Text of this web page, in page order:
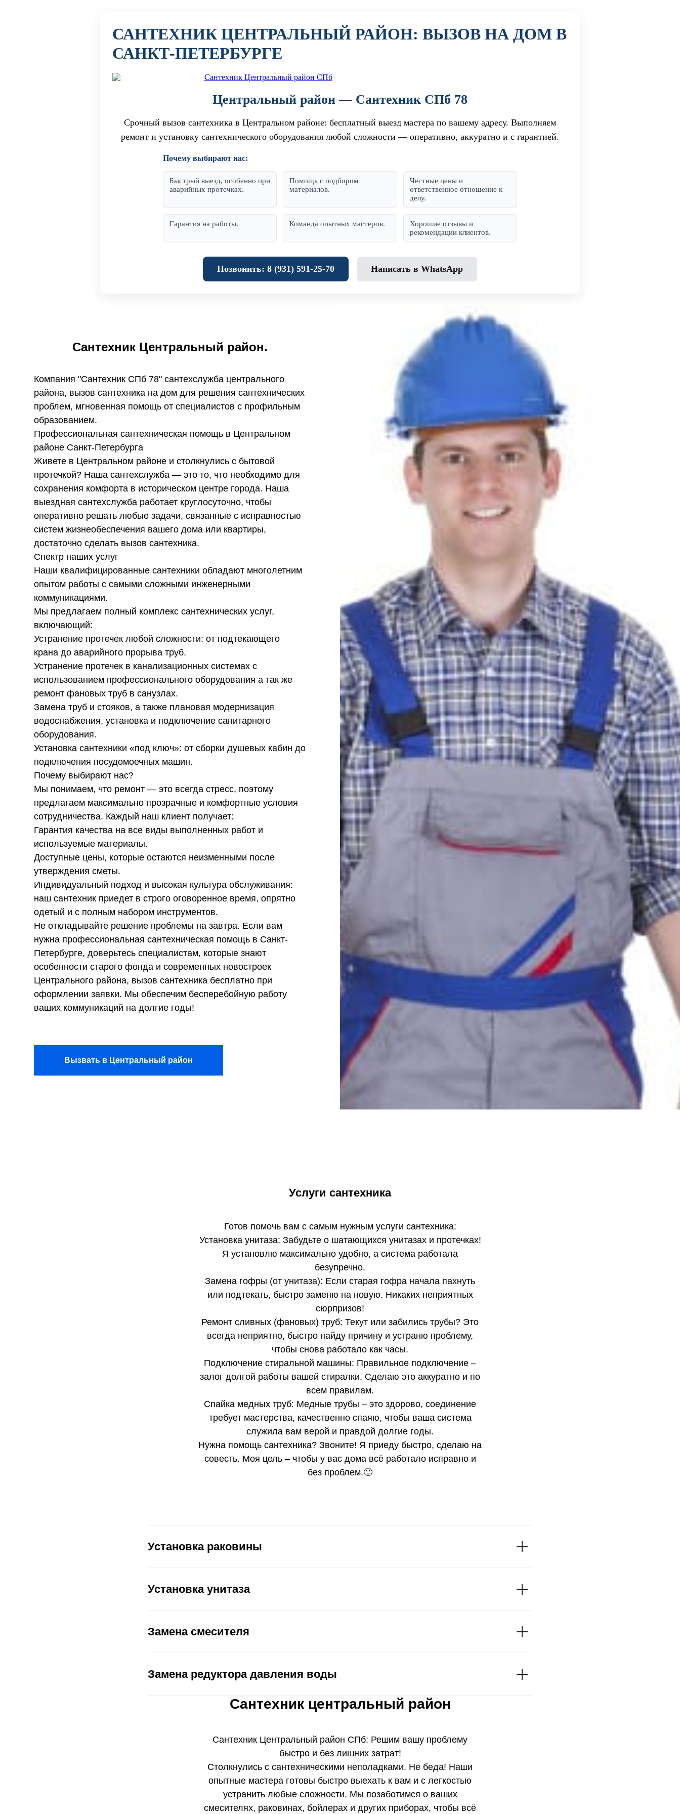
САНТЕХНИК ЦЕНТРАЛЬНЫЙ РАЙОН: ВЫЗОВ НА ДОМ В
САНКТ‑ПЕТЕРБУРГЕ
Центральный район — Сантехник СПб 78
Срочный вызов сантехника в Центральном районе: бесплатный выезд мастера по вашему адресу. Выполняем
ремонт и установку сантехнического оборудования любой сложности — оперативно, аккуратно и с гарантией.
Почему выбирают нас:
Быстрый выезд, особенно при
аварийных протечках.
Помощь с подбором
материалов.
Честные цены и
ответственное отношение к
делу.
Гарантия на работы. Команда опытных мастеров.
Хорошие отзывы и
рекомендации клиентов.
Позвонить: 8 (931) 591‑25‑70 Написать в WhatsApp
Сантехник Центральный район.
Компания "Сантехник СПб 78" сантехслужба центрального
района, вызов сантехника на дом для решения сантехнических
проблем, мгновенная помощь от специалистов с профильным
образованием.
Профессиональная сантехническая помощь в Центральном
районе Санкт-Петербурга
Живете в Центральном районе и столкнулись с бытовой
протечкой? Наша сантехслужба — это то, что необходимо для
сохранения комфорта в историческом центре города. Наша
выездная сантехслужба работает круглосуточно, чтобы
оперативно решать любые задачи, связанные с исправностью
систем жизнеобеспечения вашего дома или квартиры,
достаточно сделать вызов сантехника.
Спектр наших услуг
Наши квалифицированные сантехники обладают многолетним
опытом работы с самыми сложными инженерными
коммуникациями.
Мы предлагаем полный комплекс сантехнических услуг,
включающий:
Устранение протечек любой сложности: от подтекающего
крана до аварийного прорыва труб.
Устранение протечек в канализационных системах с
использованием профессионального оборудования а так же
ремонт фановых труб в санузлах.
Замена труб и стояков, а также плановая модернизация
водоснабжения, установка и подключение санитарного
оборудования.
Установка сантехники «под ключ»: от сборки душевых кабин до
подключения посудомоечных машин.
Почему выбирают нас?
Мы понимаем, что ремонт — это всегда стресс, поэтому
предлагаем максимально прозрачные и комфортные условия
сотрудничества. Каждый наш клиент получает:
Гарантия качества на все виды выполненных работ и
используемые материалы.
Доступные цены, которые остаются неизменными после
утверждения сметы.
Индивидуальный подход и высокая культура обслуживания:
наш сантехник приедет в строго оговоренное время, опрятно
одетый и с полным набором инструментов.
Не откладывайте решение проблемы на завтра. Если вам
нужна профессиональная сантехническая помощь в Санкт-
Петербурге, доверьтесь специалистам, которые знают
особенности старого фонда и современных новостроек
Центрального района, вызов сантехника бесплатно при
оформлении заявки. Мы обеспечим бесперебойную работу
ваших коммуникаций на долгие годы!
Вызвать в Центральный район
Услуги сантехника
Готов помочь вам с самым нужным услуги сантехника:
Установка унитаза: Забудьте о шатающихся унитазах и протечках!
Я установлю максимально удобно, а система работала
безупречно.
Замена гофры (от унитаза): Если старая гофра начала пахнуть
или подтекать, быстро заменю на новую. Никаких неприятных
сюрпризов!
Ремонт сливных (фановых) труб: Текут или забились трубы? Это
всегда неприятно, быстро найду причину и устраню проблему,
чтобы снова работало как часы.
Подключение стиральной машины: Правильное подключение –
залог долгой работы вашей стиралки. Сделаю это аккуратно и по
всем правилам.
Спайка медных труб: Медные трубы – это здорово, соединение
требует мастерства, качественно спаяю, чтобы ваша система
служила вам верой и правдой долгие годы.
Нужна помощь сантехника? Звоните! Я приеду быстро, сделаю на
совесть. Моя цель – чтобы у вас дома всё работало исправно и
без проблем.🙂
Установка раковины
Установка унитаза
Замена смесителя
Замена редуктора давления воды
Сантехник центральный район
Сантехник Центральный район СПб: Решим вашу проблему
быстро и без лишних затрат!
Столкнулись с сантехническими неполадками. Не беда! Наши
опытные мастера готовы быстро выехать к вам и с легкостью
устранить любые сложности. Мы позаботимся о ваших
смесителях, раковинах, бойлерах и других приборах, чтобы всё